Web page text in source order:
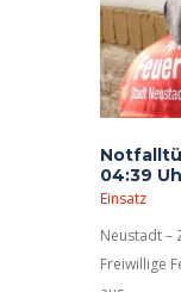
04:39
Einsatz
Neustadt –
Freiwillige